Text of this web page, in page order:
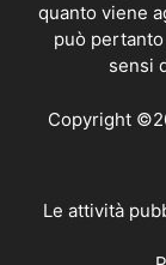
quanto viene
può
sensi
Copyright
Le attività